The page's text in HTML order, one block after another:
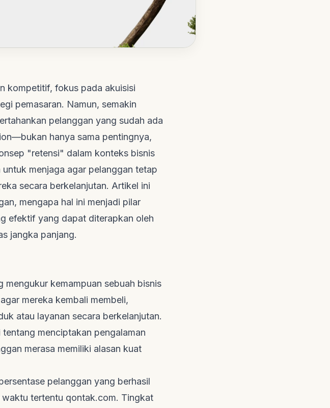
kompetitif, fokus pada akuisisi
pemasaran. Namun, semakin
pelanggan yang sudah ada
—bukan hanya sama pentingnya,
"retensi" dalam konteks bisnis
menjaga agar pelanggan tetap
secara berkelanjutan. Artikel ini
mengapa hal ini menjadi pilar
efektif yang dapat diterapkan oleh
jangka panjang.
kemampuan sebuah bisnis
mereka kembali membeli,
atau layanan secara berkelanjutan.
menciptakan pengalaman
merasa memiliki alasan kuat
pelanggan yang berhasil
tertentu qontak.com. Tingkat